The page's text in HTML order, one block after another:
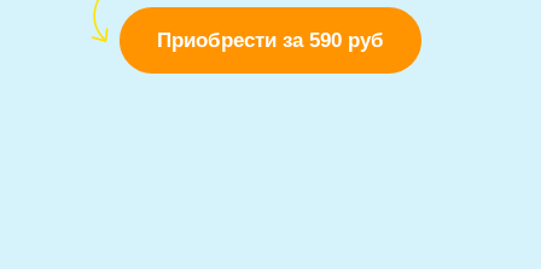
Приобрести за 590 руб